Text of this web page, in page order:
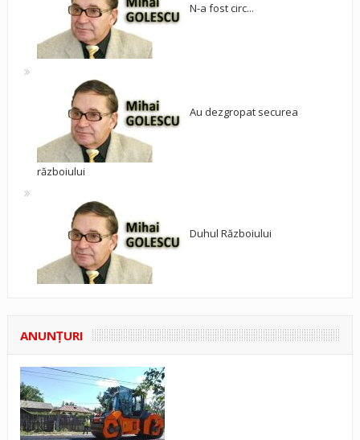
N-a fost circ...
Au dezgropat securea
războiului
Duhul Războiului
ANUNŢURI